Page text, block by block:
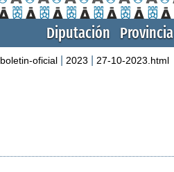
Diputación Provincia
boletin-oficial 2023 27-10-2023.html